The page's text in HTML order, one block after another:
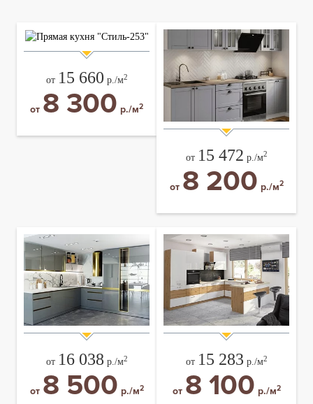
от 15 660 р./м2
от 8 300 р./м2
от 15 472 р./м2
от 8 200 р./м2
от 16 038 р./м2
от 8 500 р./м2
от 15 283 р./м2
от 8 100 р./м2